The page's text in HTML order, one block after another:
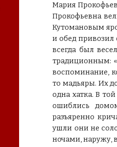
Мария
Прокофьевна
Кутомановым
и обед привозил
всегда был
традиционным:
воспоминание,
то мадьяры. Их
одна хатка. В
ошиблись
разъяренно
ушли они не
ночами, наружу,